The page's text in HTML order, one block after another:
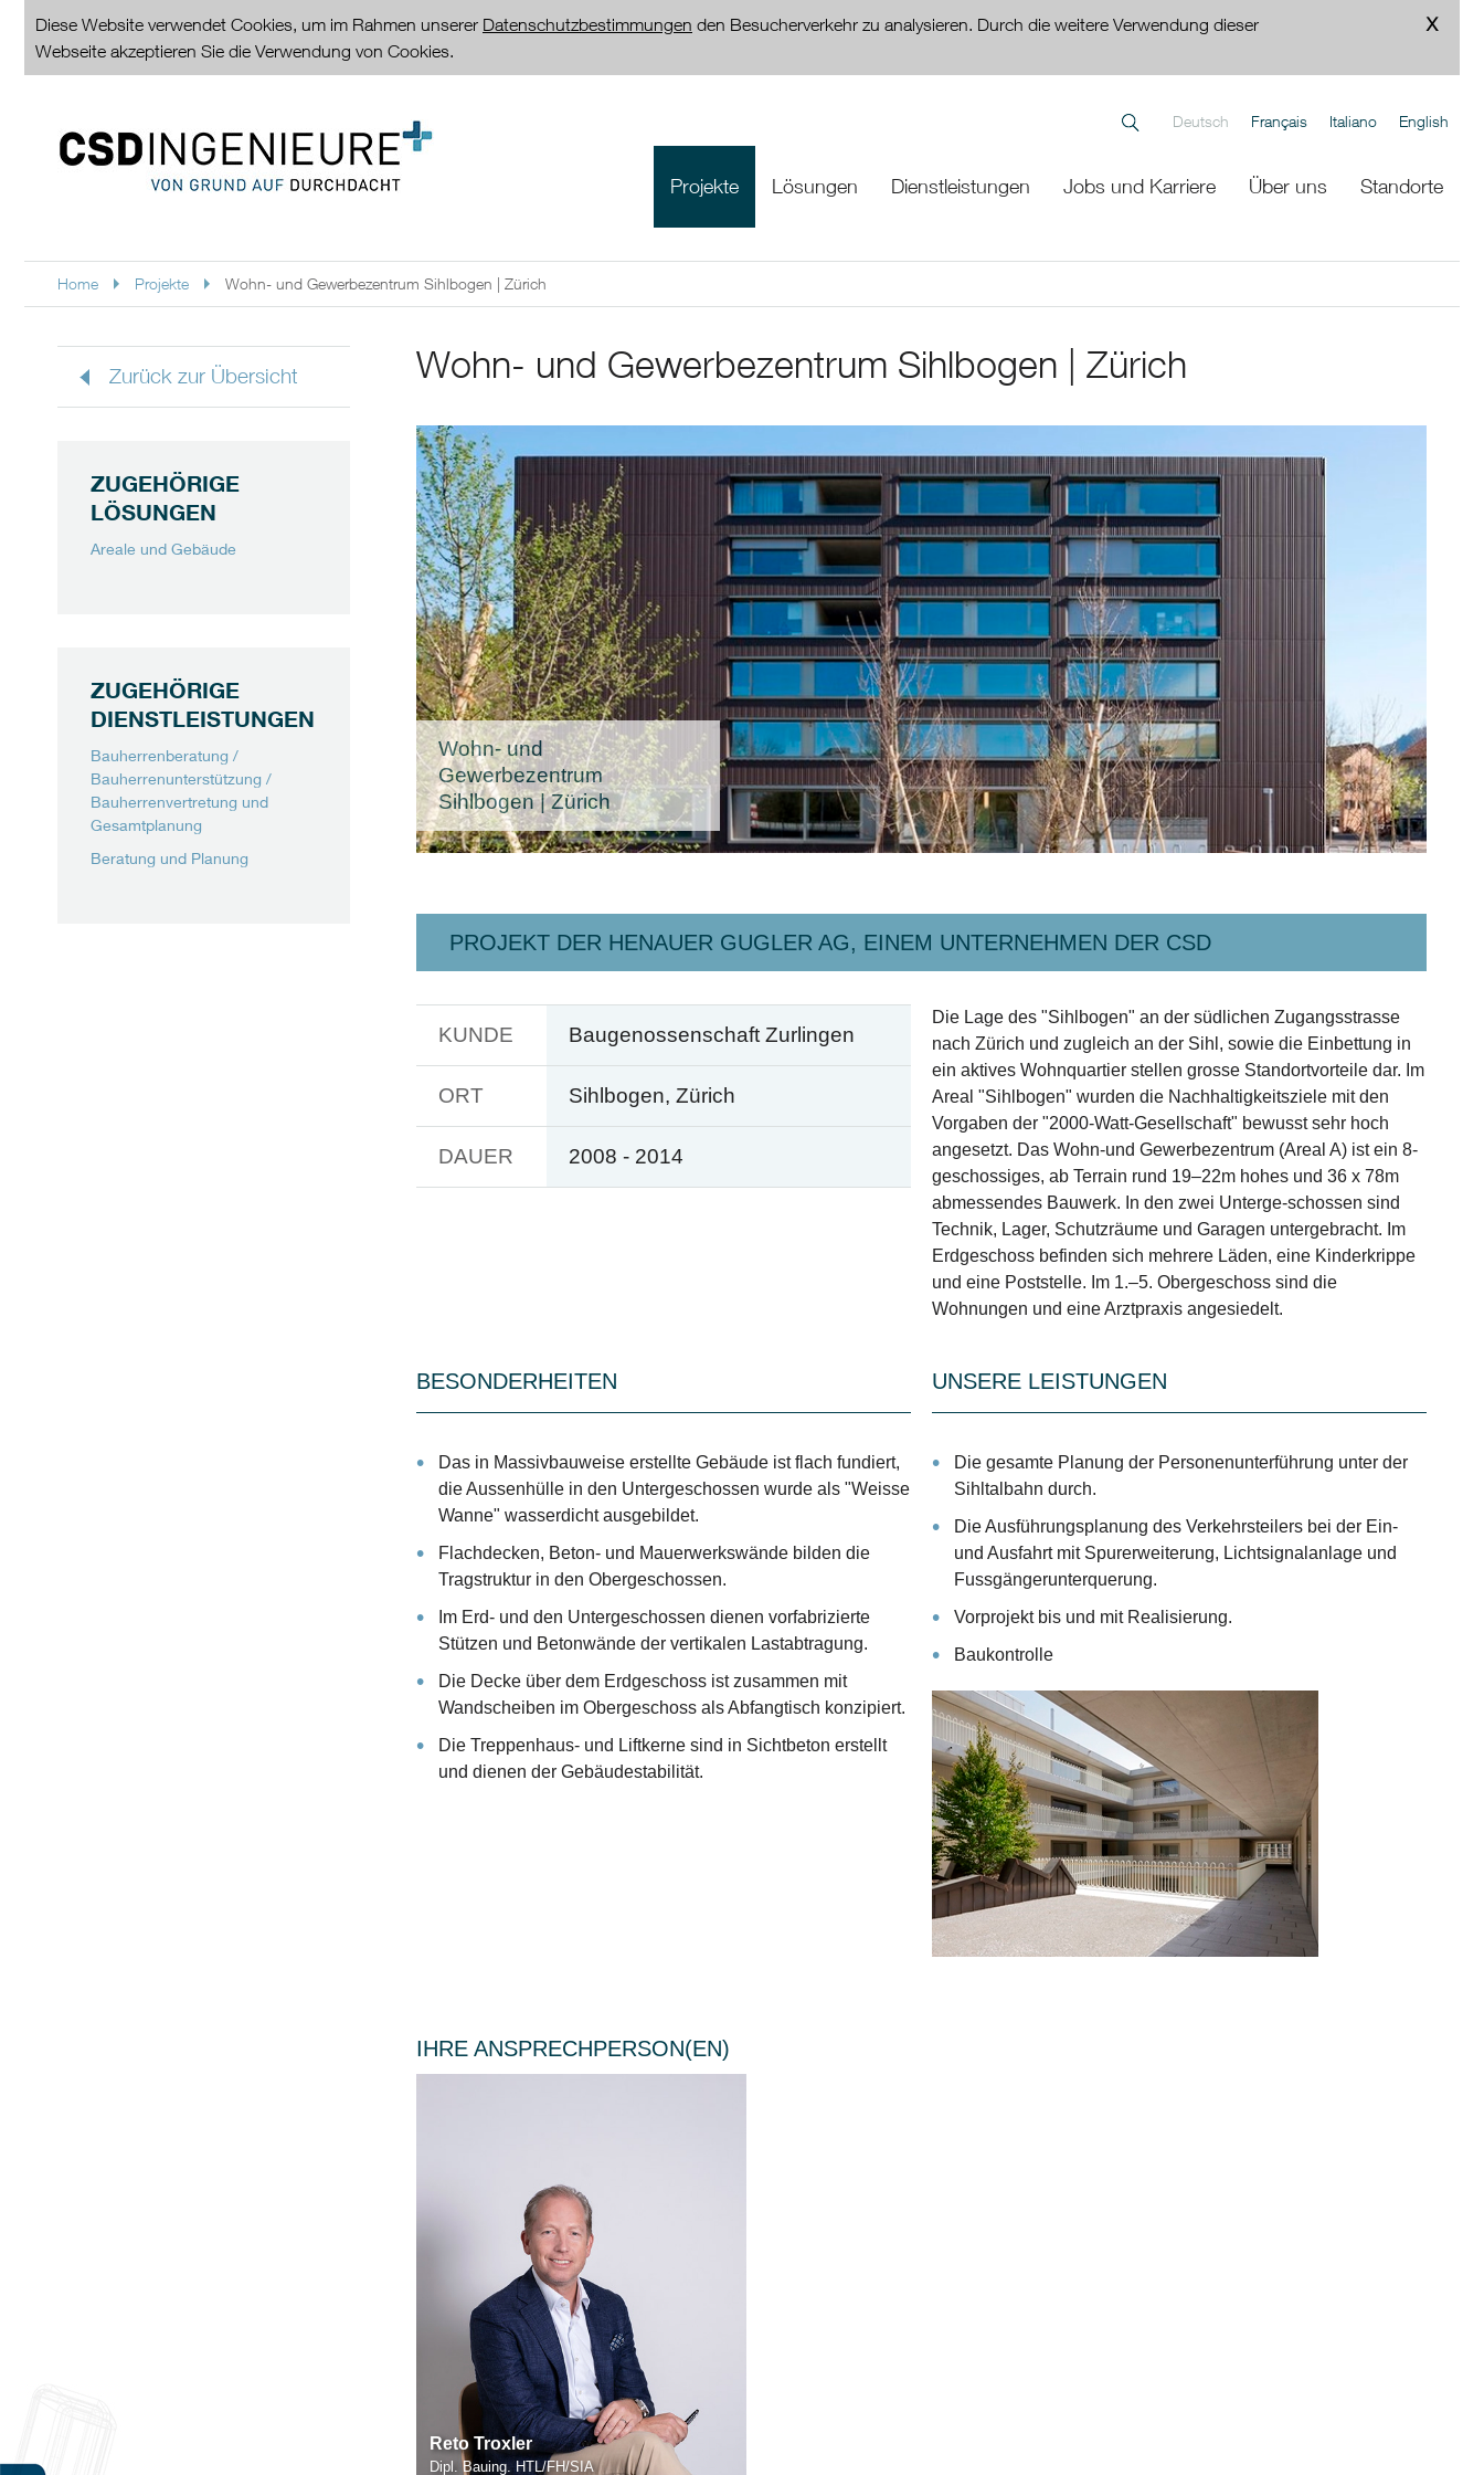
Diese Website verwendet Cookies, um im Rahmen unserer Datenschutzbestimmungen den Besucherverkehr zu analysieren. Durch die weitere Verwendung dieser
Webseite akzeptieren Sie die Verwendung von Cookies.
Deutsch Français Italiano English
Projekte Lösungen Dienstleistungen Jobs und Karriere Über uns Standorte
Home Projekte Wohn- und Gewerbezentrum Sihlbogen | Zürich
Zurück zur Übersicht
ZUGEHÖRIGE
LÖSUNGEN
Areale und Gebäude
ZUGEHÖRIGE
DIENSTLEISTUNGEN
Bauherrenberatung /
Bauherrenunterstützung /
Bauherrenvertretung und
Gesamtplanung
Beratung und Planung
Wohn- und Gewerbezentrum Sihlbogen | Zürich
Wohn- und
Gewerbezentrum
Sihlbogen | Zürich
PROJEKT DER HENAUER GUGLER AG, EINEM UNTERNEHMEN DER CSD
KUNDE Baugenossenschaft Zurlingen
ORT Sihlbogen, Zürich
DAUER 2008 - 2014
Die Lage des "Sihlbogen" an der südlichen Zugangsstrasse
nach Zürich und zugleich an der Sihl, sowie die Einbettung in
ein aktives Wohnquartier stellen grosse Standortvorteile dar. Im
Areal "Sihlbogen" wurden die Nachhaltigkeitsziele mit den
Vorgaben der "2000-Watt-Gesellschaft" bewusst sehr hoch
angesetzt. Das Wohn-und Gewerbezentrum (Areal A) ist ein 8-
geschossiges, ab Terrain rund 19–22m hohes und 36 x 78m
abmessendes Bauwerk. In den zwei Unterge-schossen sind
Technik, Lager, Schutzräume und Garagen untergebracht. Im
Erdgeschoss befinden sich mehrere Läden, eine Kinderkrippe
und eine Poststelle. Im 1.–5. Obergeschoss sind die
Wohnungen und eine Arztpraxis angesiedelt.
BESONDERHEITEN
Das in Massivbauweise erstellte Gebäude ist flach fundiert,
die Aussenhülle in den Untergeschossen wurde als "Weisse
Wanne" wasserdicht ausgebildet.
Flachdecken, Beton- und Mauerwerkswände bilden die
Tragstruktur in den Obergeschossen.
Im Erd- und den Untergeschossen dienen vorfabrizierte
Stützen und Betonwände der vertikalen Lastabtragung.
Die Decke über dem Erdgeschoss ist zusammen mit
Wandscheiben im Obergeschoss als Abfangtisch konzipiert.
Die Treppenhaus- und Liftkerne sind in Sichtbeton erstellt
und dienen der Gebäudestabilität.
UNSERE LEISTUNGEN
Die gesamte Planung der Personenunterführung unter der
Sihltalbahn durch.
Die Ausführungsplanung des Verkehrsteilers bei der Ein-
und Ausfahrt mit Spurerweiterung, Lichtsignalanlage und
Fussgängerunterquerung.
Vorprojekt bis und mit Realisierung.
Baukontrolle
IHRE ANSPRECHPERSON(EN)
Reto Troxler
Dipl. Bauing. HTL/FH/SIA